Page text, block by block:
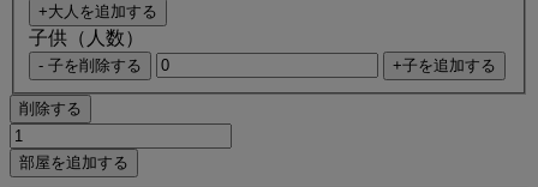
+大人を追加する
子供（人数）
- 子を削除する +子を追加する
削除する
部屋を追加する